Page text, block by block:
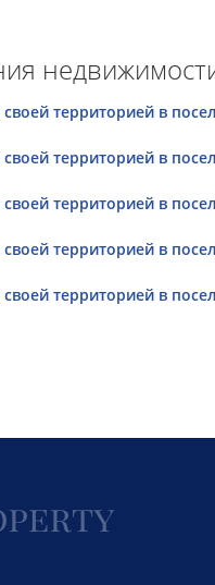
территорией в
территорией в
территорией в
территорией в
территорией в